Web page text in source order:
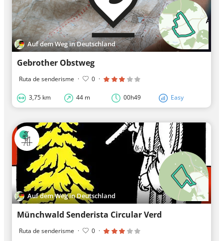
Auf dem Weg in Deutschland
Gebrother Obstweg
Ruta de senderisme · 0 ·
3,75 km 44 m 00h49 Easy
Auf dem Weg in Deutschland
Münchwald Senderista Circular Verd
Ruta de senderisme · 0 ·